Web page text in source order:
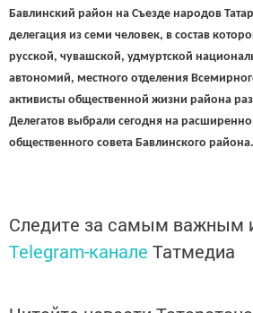
Бавлинский район на Съезде народов
делегация из семи человек, в состав
русской, чувашской, удмуртской
автономий, местного отделения
активисты общественной жизни района
Делегатов выбрали сегодня на
общественного совета Бавлинского района.
Следите за самым важным
Telegram-канале Татмедиа